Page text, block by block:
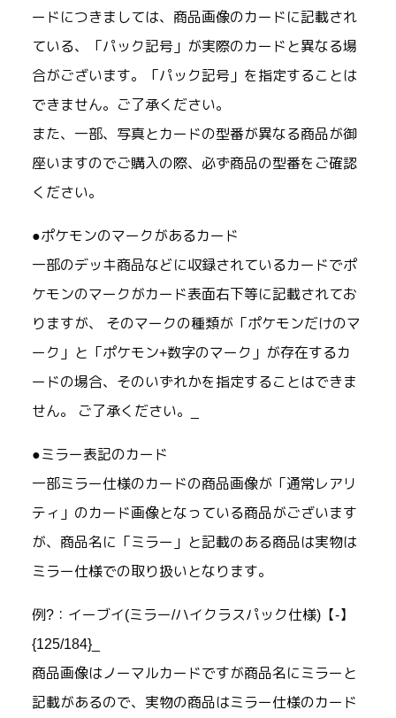
ードにつきましては、商品画像のカードに記載され
ている、「パック記号」が実際のカードと異なる場
合がございます。「パック記号」を指定することは
できません。ご了承ください。
また、一部、写真とカードの型番が異なる商品が御
座いますのでご購入の際、必ず商品の型番をご確認
ください。
●ポケモンのマークがあるカード
一部のデッキ商品などに収録されているカードでポ
ケモンのマークがカード表面右下等に記載されてお
りますが、 そのマークの種類が「ポケモンだけのマ
ーク」と「ポケモン+数字のマーク」が存在するカ
ードの場合、そのいずれかを指定することはできま
せん。 ご了承ください。_
●ミラー表記のカード
一部ミラー仕様のカードの商品画像が「通常レアリ
ティ」のカード画像となっている商品がございます
が、商品名に「ミラー」と記載のある商品は実物は
ミラー仕様での取り扱いとなります。
例?：イーブイ(ミラー/ハイクラスパック仕様)【-】
{125/184}_
商品画像はノーマルカードですが商品名にミラーと
記載があるので、実物の商品はミラー仕様のカード